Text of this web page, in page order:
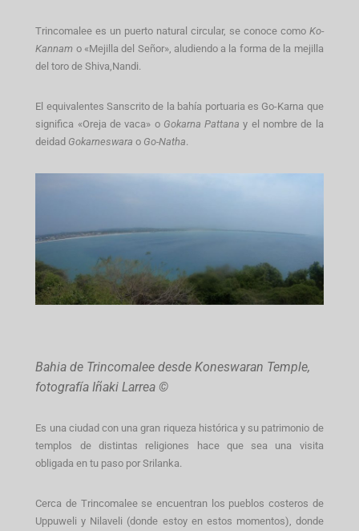
Trincomalee es un puerto natural circular, se conoce como Ko-
Kannam o «Mejilla del Señor», aludiendo a la forma de la mejilla
del toro de Shiva,Nandi.
El equivalentes Sanscrito de la bahía portuaria es Go-Karna que
significa «Oreja de vaca» o Gokarna Pattana y el nombre de la
deidad Gokarneswara o Go-Natha.
Bahia de Trincomalee desde Koneswaran Temple,
fotografía Iñaki Larrea ©
Es una ciudad con una gran riqueza histórica y su patrimonio de
templos de distintas religiones hace que sea una visita
obligada en tu paso por Srilanka.
Cerca de Trincomalee se encuentran los pueblos costeros de
Uppuweli y Nilaveli (donde estoy en estos momentos), donde